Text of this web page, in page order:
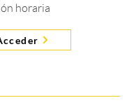
horaria